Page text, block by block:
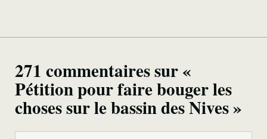
271 commentaires sur «
Pétition pour faire bouger les
choses sur le bassin des Nives »